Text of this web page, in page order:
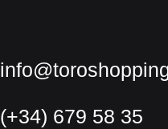
(+34) 679 58 35